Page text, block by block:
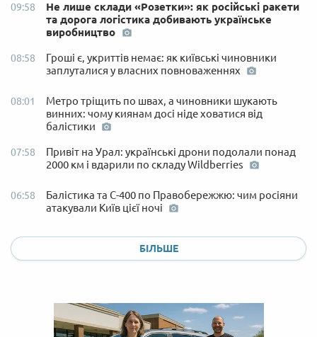
09:58
Не лише склади «Розетки»: як російські ракети
та дорога логістика добивають українське
виробництво
08:58
Гроші є, укриттів немає: як київські чиновники
заплуталися у власних повноваженнях
08:01
Метро тріщить по швах, а чиновники шукають
винних: чому киянам досі ніде ховатися від
балістики
07:58
Привіт на Урал: українські дрони подолали понад
2000 км і вдарили по складу Wildberries
06:58
Балістика та С-400 по Правобережжю: чим росіяни
атакували Київ цієї ночі
БІЛЬШЕ